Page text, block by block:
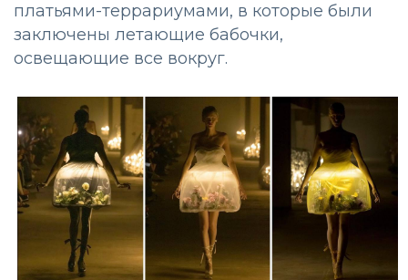
платьями-террариумами, в которые были
заключены летающие бабочки,
освещающие все вокруг.